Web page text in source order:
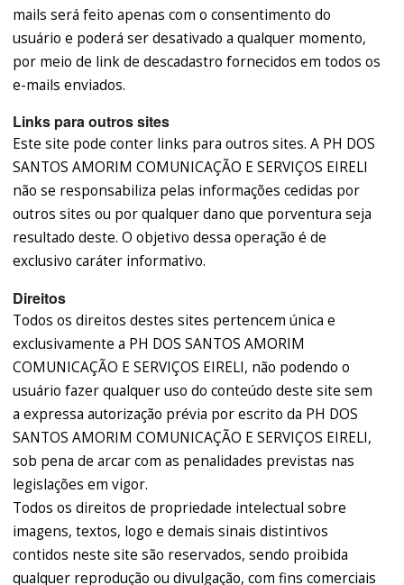
mails será feito apenas com o consentimento do
usuário e poderá ser desativado a qualquer momento,
por meio de link de descadastro fornecidos em todos os
e-mails enviados.
Links para outros sites
Este site pode conter links para outros sites. A PH DOS
SANTOS AMORIM COMUNICAÇÃO E SERVIÇOS EIRELI
não se responsabiliza pelas informações cedidas por
outros sites ou por qualquer dano que porventura seja
resultado deste. O objetivo dessa operação é de
exclusivo caráter informativo.
Direitos
Todos os direitos destes sites pertencem única e
exclusivamente a PH DOS SANTOS AMORIM
COMUNICAÇÃO E SERVIÇOS EIRELI, não podendo o
usuário fazer qualquer uso do conteúdo deste site sem
a expressa autorização prévia por escrito da PH DOS
SANTOS AMORIM COMUNICAÇÃO E SERVIÇOS EIRELI,
sob pena de arcar com as penalidades previstas nas
legislações em vigor.
Todos os direitos de propriedade intelectual sobre
imagens, textos, logo e demais sinais distintivos
contidos neste site são reservados, sendo proibida
qualquer reprodução ou divulgação, com fins comerciais